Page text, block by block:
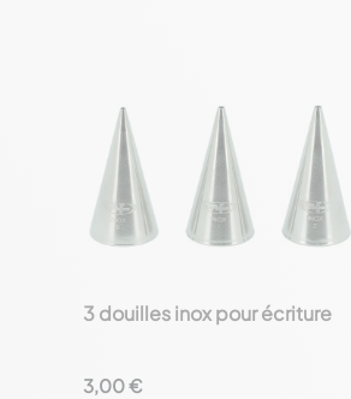
favorite_border
3 douilles inox pour écriture
3,00 €